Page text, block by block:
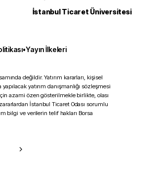
İstanbul Ticaret Üniversitesi
•Yayın İlkeleri
değildir. Yatırım kararları, kişisel
yatırım danışmanlığı sözleşmesi
azami özen gösterilmekle birlikte, olası
İstanbul Ticaret Odası sorumlu
bilgi ve verilerin telif hakları Borsa